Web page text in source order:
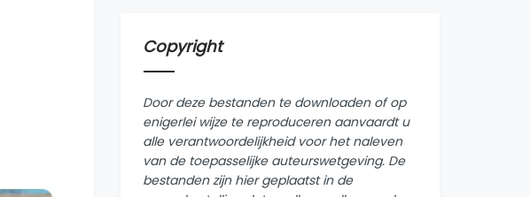
Copyright
Door deze bestanden te downloaden of op
enigerlei wijze te reproduceren aanvaardt u
alle verantwoordelijkheid voor het naleven
van de toepasselijke auteurswetgeving. De
bestanden zijn hier geplaatst in de